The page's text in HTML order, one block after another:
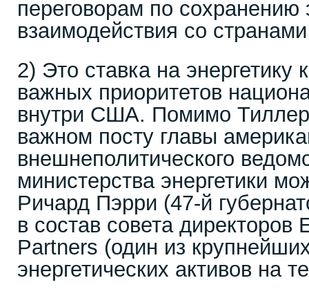
переговорам по сохранению
взаимодействия со
2) Это ставка на энергетику
важных приоритетов
внутри США. Помимо
важном посту главы
внешнеполитического
министерства энергетики
Ричард Пэрри (47-й
в состав совета директоров
Partners (один из
энергетических активов на